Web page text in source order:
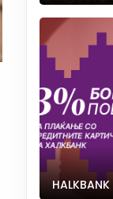
HALKBANK